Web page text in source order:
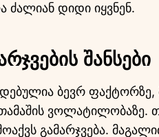
ძალიან დიდი იყვნენ.
შანსები
ბევრ
ვოლატილობაზე.
გამარჯვება.